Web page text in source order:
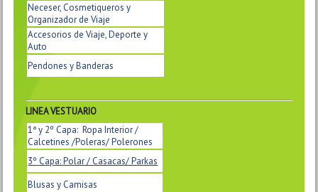
Neceser, Cosmetiqueros y
Organizador de Viaje
Accesorios de Viaje, Deporte y
Auto
Pendones y Banderas
LINEA VESTUARIO
1ª y 2º Capa: Ropa Interior /
Calcetines /Poleras/ Polerones
3º Capa: Polar / Casacas/ Parkas
Blusas y Camisas